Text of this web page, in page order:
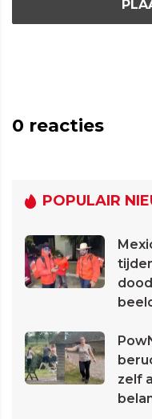
0 reacties
POPULAIR
zelf